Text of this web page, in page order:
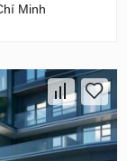
Minh